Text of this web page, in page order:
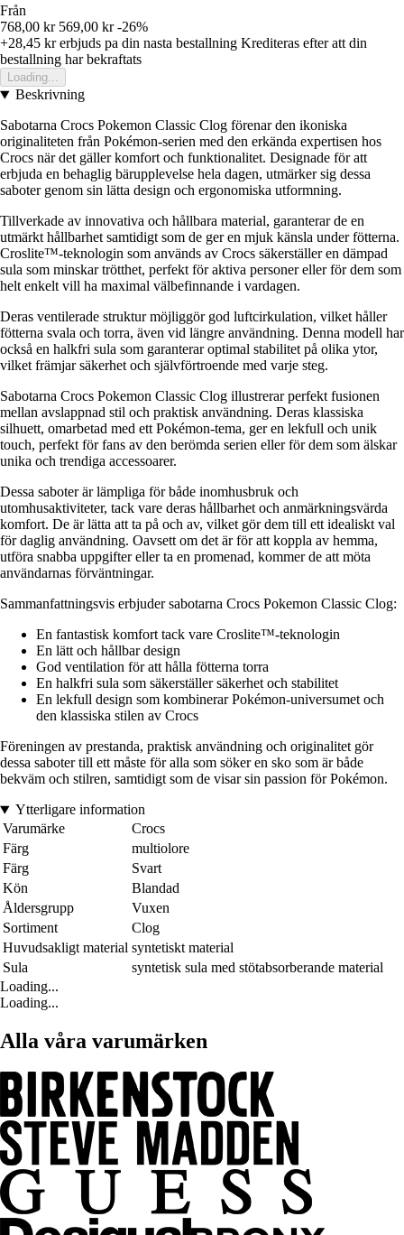
Från
768,00 kr 569,00 kr -26%
+28,45 krerbjuds pa din nasta bestallning Krediteras efter att din
bestallning har bekraftats
Loading...
Beskrivning
Sabotarna Crocs Pokemon Classic Clog förenar den ikoniska
originaliteten från Pokémon-serien med den erkända expertisen hos
Crocs när det gäller komfort och funktionalitet. Designade för att
erbjuda en behaglig bärupplevelse hela dagen, utmärker sig dessa
saboter genom sin lätta design och ergonomiska utformning.
Tillverkade av innovativa och hållbara material, garanterar de en
utmärkt hållbarhet samtidigt som de ger en mjuk känsla under fötterna.
Croslite™-teknologin som används av Crocs säkerställer en dämpad
sula som minskar trötthet, perfekt för aktiva personer eller för dem som
helt enkelt vill ha maximal välbefinnande i vardagen.
Deras ventilerade struktur möjliggör god luftcirkulation, vilket håller
fötterna svala och torra, även vid längre användning. Denna modell har
också en halkfri sula som garanterar optimal stabilitet på olika ytor,
vilket främjar säkerhet och självförtroende med varje steg.
Sabotarna Crocs Pokemon Classic Clog illustrerar perfekt fusionen
mellan avslappnad stil och praktisk användning. Deras klassiska
silhuett, omarbetad med ett Pokémon-tema, ger en lekfull och unik
touch, perfekt för fans av den berömda serien eller för dem som älskar
unika och trendiga accessoarer.
Dessa saboter är lämpliga för både inomhusbruk och
utomhusaktiviteter, tack vare deras hållbarhet och anmärkningsvärda
komfort. De är lätta att ta på och av, vilket gör dem till ett idealiskt val
för daglig användning. Oavsett om det är för att koppla av hemma,
utföra snabba uppgifter eller ta en promenad, kommer de att möta
användarnas förväntningar.
Sammanfattningsvis erbjuder sabotarna Crocs Pokemon Classic Clog:
En fantastisk komfort tack vare Croslite™-teknologin
En lätt och hållbar design
God ventilation för att hålla fötterna torra
En halkfri sula som säkerställer säkerhet och stabilitet
En lekfull design som kombinerar Pokémon-universumet och
den klassiska stilen av Crocs
Föreningen av prestanda, praktisk användning och originalitet gör
dessa saboter till ett måste för alla som söker en sko som är både
bekväm och stilren, samtidigt som de visar sin passion för Pokémon.
Ytterligare information
Varumärke
Crocs
Färg
multiolore
Färg
Svart
Kön
Blandad
Åldersgrupp
Vuxen
Sortiment
Clog
Huvudsakligt material syntetiskt material
Sula
syntetisk sula med stötabsorberande material
Loading...
Loading...
Alla våra varumärken